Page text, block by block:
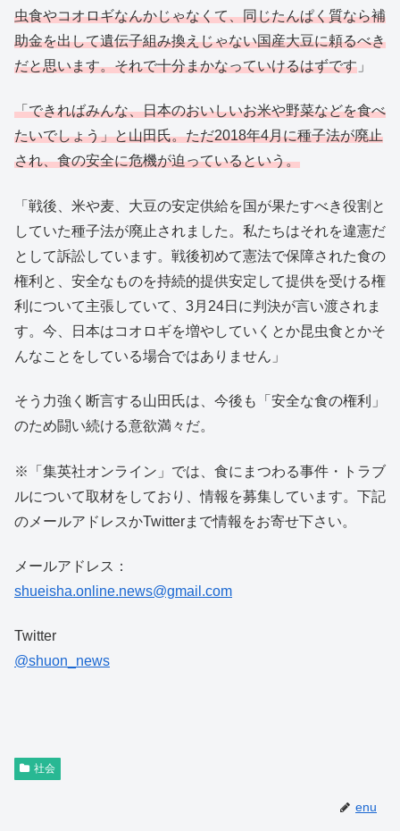
虫食やコオロギなんかじゃなくて、同じたんぱく質なら補
助金を出して遺伝子組み換えじゃない国産大豆に頼るべき
だと思います。それで十分まかなっていけるはずです 」
「できればみんな、日本のおいしいお米や野菜などを食べ
たいでしょう」と山田氏。ただ2018年4月に種子法が廃止
され、食の安全に危機が迫っているという。
「戦後、米や麦、大豆の安定供給を国が果たすべき役割と
していた種子法が廃止されました。私たちはそれを違憲だ
として訴訟しています。戦後初めて憲法で保障された食の
権利と、安全なものを持続的提供安定して提供を受ける権
利について主張していて、3月24日に判決が言い渡されま
す。今、日本はコオロギを増やしていくとか昆虫食とかそ
んなことをしている場合ではありません」
そう力強く断言する山田氏は、今後も「安全な食の権利」
のため闘い続ける意欲満々だ。
※「集英社オンライン」では、食にまつわる事件・トラブ
ルについて取材をしており、情報を募集しています。下記
のメールアドレスかTwitterまで情報をお寄せ下さい。
メールアドレス：
shueisha.online.news@gmail.com
Twitter
@shuon_news
社会
enu